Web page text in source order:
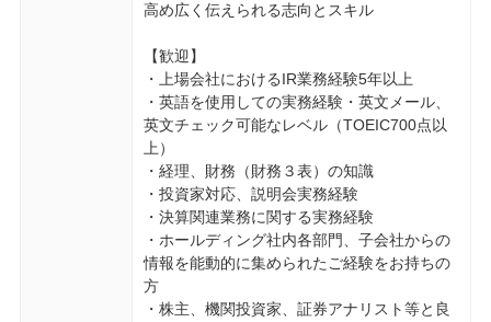
高め広く伝えられる志向とスキル
【歓迎】
・上場会社におけるIR業務経験5年以上
・英語を使用しての実務経験・英文メール、
英文チェック可能なレベル（TOEIC700点以
上）
・経理、財務（財務３表）の知識
・投資家対応、説明会実務経験
・決算関連業務に関する実務経験
・ホールディング社内各部門、子会社からの
情報を能動的に集められたご経験をお持ちの
方
・株主、機関投資家、証券アナリスト等と良